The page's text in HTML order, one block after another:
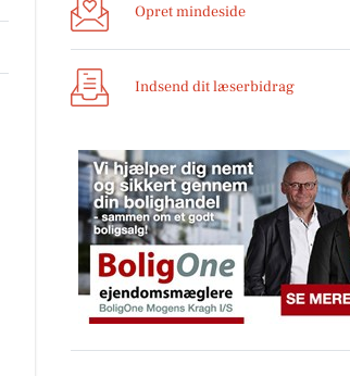
Opret mindeside
Indsend dit læserbidrag